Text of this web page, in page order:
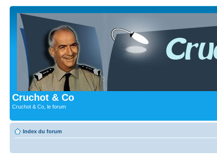
Cruchot & Co
Cruchot & Co, le forum
Index du forum